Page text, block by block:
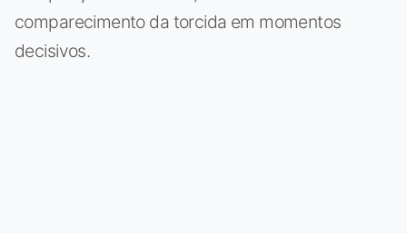
comparecimento da torcida em momentos
decisivos.